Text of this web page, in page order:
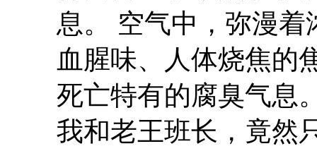
息。 空气中，弥漫
血腥味、人体烧焦的
死亡特有的腐臭气息
我和老王班长，竟